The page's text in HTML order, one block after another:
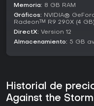
introducen funciones. La
¿Merece la pena?
Con un Metacritic de 91
mezcla de city building
siguen en Very
envíos de los últimos 30
Memoria: 8 GB RAM
Gráficos: NVIDIA®
Radeon™ R9 290X (4 GB)
DirectX: Version 12
Almacenamiento: 5 GB
Historial de
Against the